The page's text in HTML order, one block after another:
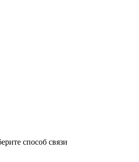
способ связи